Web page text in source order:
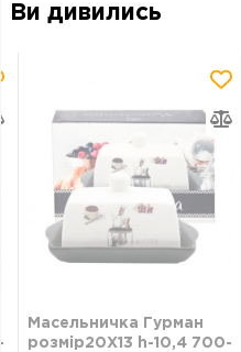
Ви дивились
Масельничка Гурман
розмір20Х13 h-10,4 700-